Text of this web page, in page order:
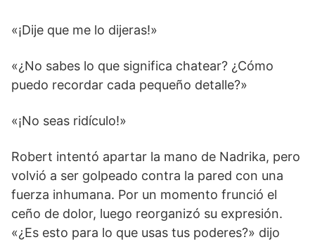
«¡Dije que me lo dijeras!»
«¿No sabes lo que significa chatear? ¿Cómo
puedo recordar cada pequeño detalle?»
«¡No seas ridículo!»
Robert intentó apartar la mano de Nadrika, pero
volvió a ser golpeado contra la pared con una
fuerza inhumana. Por un momento frunció el
ceño de dolor, luego reorganizó su expresión.
«¿Es esto para lo que usas tus poderes?» dijo